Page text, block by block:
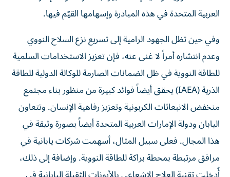
العربية المتحدة في هذه المبادرة وإسهامها القيّم فيها.
وفي حين تظل الجهود الرامية إلى تسريع نزع السلاح النووي
وعدم انتشاره أمراً لا غنى عنه، فإن تعزيز الاستخدامات السلمية
للطاقة النووية في ظل الضمانات الصارمة للوكالة الدولية للطاقة
الذرية (IAEA) يحقق أيضاً فوائد كبيرة من منظور بناء مجتمع
منخفض الانبعاثات الكربونية وتعزيز رفاهية الإنسان. وتتعاون
اليابان ودولة الإمارات العربية المتحدة أيضاً بصورة وثيقة في
هذا المجال. فعلى سبيل المثال، أسهمت شركات يابانية في
مرافق مرتبطة بمحطة براكة للطاقة النووية. وإضافة إلى ذلك،